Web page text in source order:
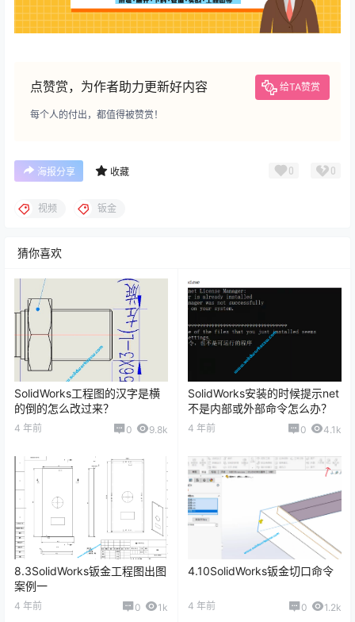
点赞赏，为作者助力更新好内容 给TA赞赏
每个人的付出，都值得被赞赏！
海报分享 收藏 0 0
视频 钣金
猜你喜欢
SolidWorks工程图的汉字是横
的倒的怎么改过来？
4 年前 0 9.8k
SolidWorks安装的时候提示net
不是内部或外部命令怎么办？
4 年前 0 4.1k
8.3SolidWorks钣金工程图出图
案例一
4 年前 0 1k
4.10SolidWorks钣金切口命令
4 年前 0 1.2k